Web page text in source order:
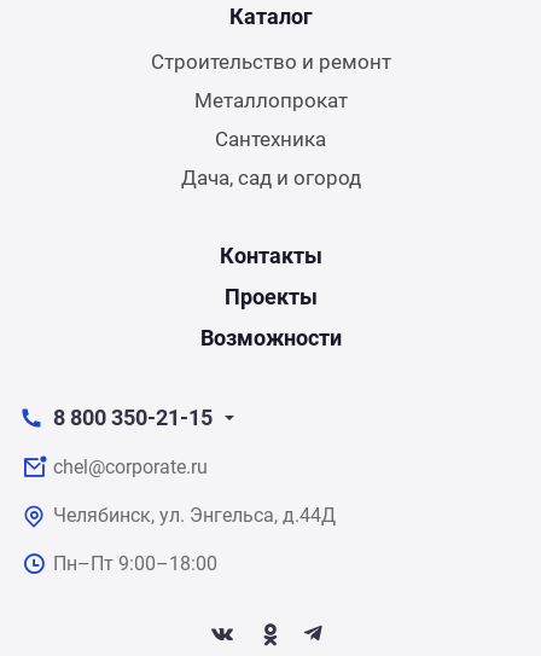
Каталог
Строительство и ремонт
Металлопрокат
Сантехника
Дача, сад и огород
Контакты
Проекты
Возможности
8 800 350-21-15
chel@corporate.ru
Челябинск, ул. Энгельса, д.44Д
Пн–Пт 9:00–18:00